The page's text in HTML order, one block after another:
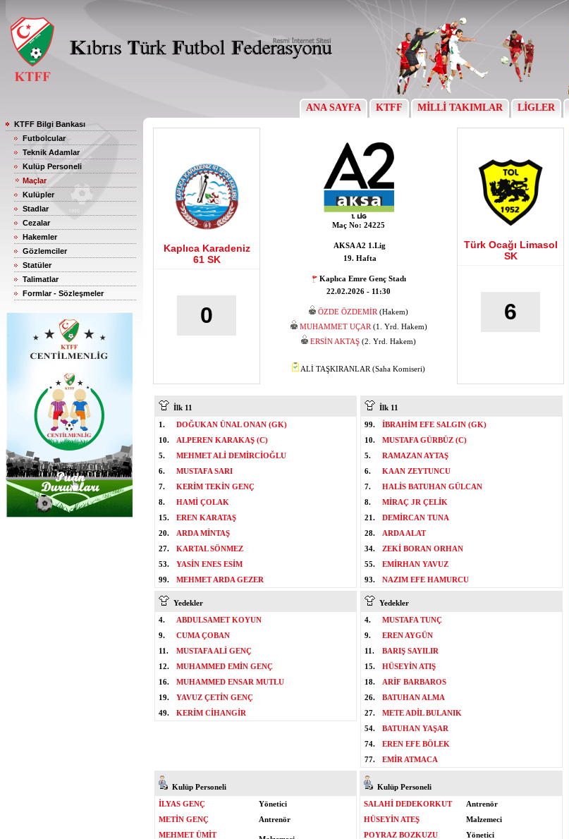
ANA SAYFA KTFF MİLLİ TAKIMLAR LİGLER
KTFF Bilgi Bankası
Futbolcular
Teknik Adamlar
Kulüp Personeli
Maçlar
Kulüpler
Stadlar
Cezalar
Hakemler
Gözlemciler
Statüler
Talimatlar
Formlar - Sözleşmeler
Kaplıca Karadeniz
61 SK
0
Maç No: 24225
AKSA A2 1.Lig
19. Hafta
Kaplıca Emre Genç Stadı
22.02.2026 - 11:30
ÖZDE ÖZDEMİR (Hakem)
MUHAMMET UÇAR (1. Yrd. Hakem)
ERSİN AKTAŞ (2. Yrd. Hakem)
ALİ TAŞKIRANLAR (Saha Komiseri)
Türk Ocağı Limasol
SK
6
İlk 11
1.
DOĞUKAN ÜNAL ONAN (GK)
10.
ALPEREN KARAKAŞ (C)
5.
MEHMET ALİ DEMİRCİOĞLU
6.
MUSTAFA SARI
7.
KERİM TEKİN GENÇ
8.
HAMİ ÇOLAK
15.
EREN KARATAŞ
20.
ARDA MİNTAŞ
27.
KARTAL SÖNMEZ
53.
YASİN ENES ESİM
99.
MEHMET ARDA GEZER
İlk 11
99.
İBRAHİM EFE SALGIN (GK)
10.
MUSTAFA GÜRBÜZ (C)
5.
RAMAZAN AYTAŞ
6.
KAAN ZEYTUNCU
7.
HALİS BATUHAN GÜLCAN
8.
MİRAÇ JR ÇELİK
21.
DEMİRCAN TUNA
28.
ARDA ALAT
34.
ZEKİ BORAN ORHAN
55.
EMİRHAN YAVUZ
93.
NAZIM EFE HAMURCU
Yedekler
4.
ABDULSAMET KOYUN
9.
CUMA ÇOBAN
11.
MUSTAFA ALİ GENÇ
12.
MUHAMMED EMİN GENÇ
16.
MUHAMMED ENSAR MUTLU
19.
YAVUZ ÇETİN GENÇ
49.
KERİM CİHANGİR
Yedekler
4.
MUSTAFA TUNÇ
9.
EREN AYGÜN
11.
BARIŞ SAYILIR
15.
HÜSEYİN ATIŞ
18.
ARİF BARBAROS
26.
BATUHAN ALMA
27.
METE ADİL BULANIK
54.
BATUHAN YAŞAR
74.
EREN EFE BÖLEK
77.
EMİR ATMACA
Kulüp Personeli
İLYAS GENÇ
Yönetici
METİN GENÇ
Antrenör
MEHMET ÜMİT
Kulüp Personeli
SALAHİ DEDEKORKUT
Antrenör
HÜSEYİN ATEŞ
Malzemeci
POYRAZ BOZKUZU
Yönetici